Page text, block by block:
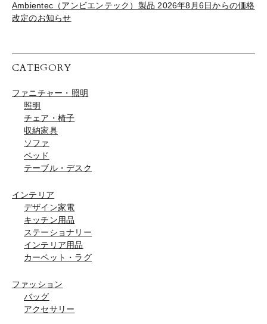
Ambientec（アンビエンテック）製品 2026年8月6日からの価格
改定のお知らせ
CATEGORY
ファニチャー・照明
照明
チェア・椅子
収納家具
ソファ
ベッド
テーブル・デスク
インテリア
デザイン家電
キッチン用品
ステーショナリー
インテリア用品
カーペット・ラグ
ファッション
バッグ
アクセサリー